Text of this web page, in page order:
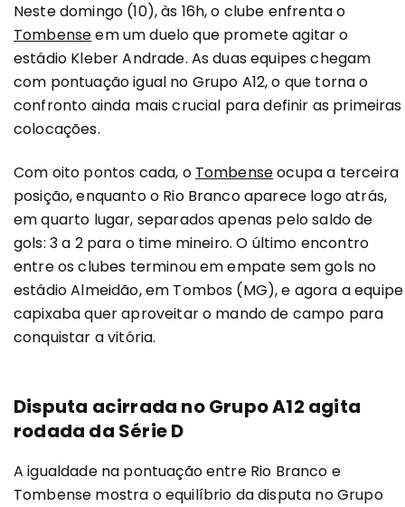
Neste domingo (10), às 16h, o clube enfrenta o
Tombenseem um duelo que promete agitar o
estádio Kleber Andrade. As duas equipes chegam
com pontuação igual no Grupo A12, o que torna o
confronto ainda mais crucial para definir as primeiras
colocações.
Com oito pontos cada, o Tombenseocupa a terceira
posição, enquanto o Rio Branco aparece logo atrás,
em quarto lugar, separados apenas pelo saldo de
gols: 3 a 2 para o time mineiro. O último encontro
entre os clubes terminou em empate sem gols no
estádio Almeidão, em Tombos (MG), e agora a equipe
capixaba quer aproveitar o mando de campo para
conquistar a vitória.
Disputa acirrada no Grupo A12 agita
rodada da Série D
A igualdade na pontuação entre Rio Branco e
Tombense mostra o equilíbrio da disputa no Grupo